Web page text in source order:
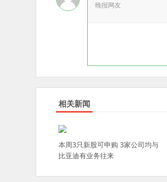
晚报网友
相关新闻
本周3只新股可申购 3家公司均与
比亚迪有业务往来